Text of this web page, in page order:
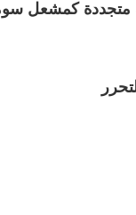
متجددة كمشعل